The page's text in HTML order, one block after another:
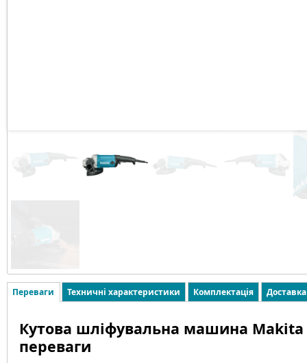
Переваги Техничні характеристики Комплектація
Кутова шліфувальна машина Makita
переваги